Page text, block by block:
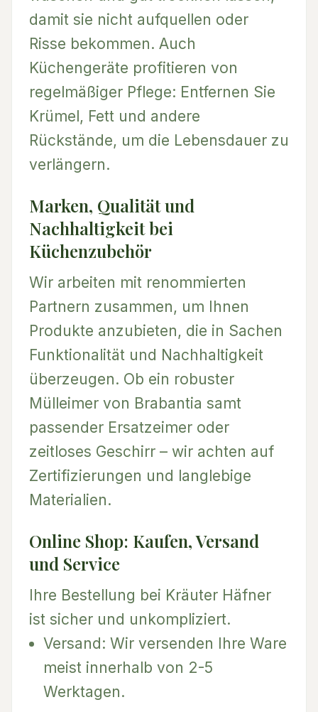
damit sie nicht aufquellen oder
Risse bekommen. Auch
Küchengeräte profitieren von
regelmäßiger Pflege: Entfernen Sie
Krümel, Fett und andere
Rückstände, um die Lebensdauer zu
verlängern.
Marken, Qualität und
Nachhaltigkeit bei
Küchenzubehör
Wir arbeiten mit renommierten
Partnern zusammen, um Ihnen
Produkte anzubieten, die in Sachen
Funktionalität und Nachhaltigkeit
überzeugen. Ob ein robuster
Mülleimer von Brabantia samt
passender Ersatzeimer oder
zeitloses Geschirr – wir achten auf
Zertifizierungen und langlebige
Materialien.
Online Shop: Kaufen, Versand
und Service
Ihre Bestellung bei Kräuter Häfner
ist sicher und unkompliziert.
Versand: Wir versenden Ihre Ware
meist innerhalb von 2-5
Werktagen.